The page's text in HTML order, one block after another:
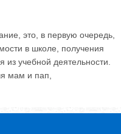
это, в первую очередь,
в школе, получения
из учебной деятельности.
мам и пап,